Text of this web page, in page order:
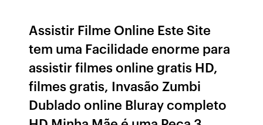
Assistir Filme Online Este Site
tem uma Facilidade enorme para
assistir filmes online gratis HD,
filmes gratis, Invasão Zumbi
Dublado online Bluray completo